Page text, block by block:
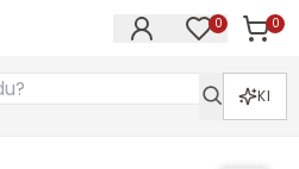
0 0
KI